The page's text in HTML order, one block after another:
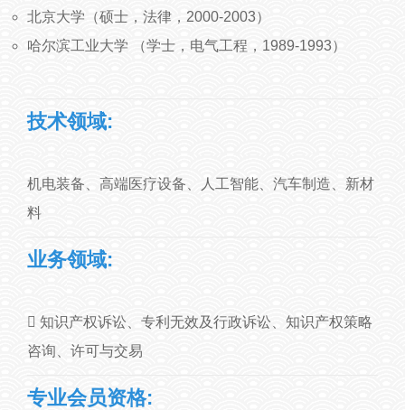
北京大学（硕士，法律，2000-2003）
哈尔滨工业大学 （学士，电气工程，1989-1993）
技术领域:
机电装备、高端医疗设备、人工智能、汽车制造、新材
料
业务领域:
 知识产权诉讼、专利无效及行政诉讼、知识产权策略
咨询、许可与交易
专业会员资格: